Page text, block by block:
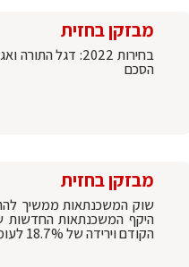
מבזקן בחזית
בחירות 2022:
הסכם
מבזקן בחזית
שוק המשכנתאות ממשיך
הקודם וירידה של 18.7% לעומת התקופה המקבילה אשתקד